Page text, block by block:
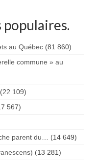
populaires.
au Québec (81 860)
commune » au
(22 109)
567)
parent du…
(14 649)
(13 281)